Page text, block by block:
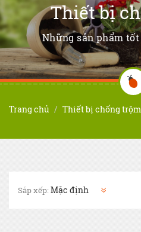
Thiết bị
Những sản phẩm
Trang chủ Thiết bị chống trộm
Sắp xếp: